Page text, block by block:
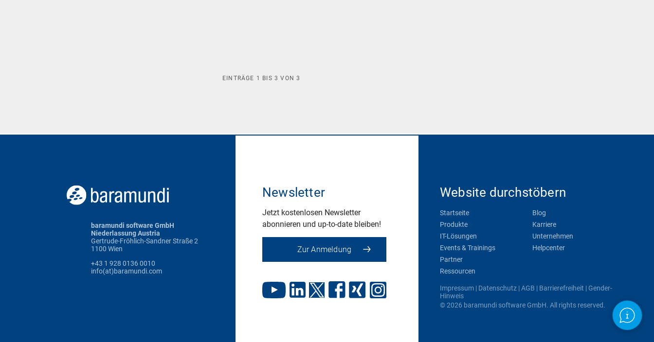
EINTRÄGE 1 BIS3 VON3
baramundi software GmbH
Niederlassung Austria
Gertrude-Fröhlich-Sandner Straße 2
1100 Wien
+43 1 928 0136 0010
info(at)baramundi.com
Newsletter
Jetzt kostenlosen Newsletter
abonnieren und up-to-date bleiben!
Zur Anmeldung
Website durchstöbern
Startseite
Produkte
IT-Lösungen
Events & Trainings
Partner
Ressourcen
Blog
Karriere
Unternehmen
Helpcenter
Impressum| Datenschutz|AGB | Barrierefreiheit | Gender-
Hinweis
© 2026 baramundi software GmbH. All rights reserved.